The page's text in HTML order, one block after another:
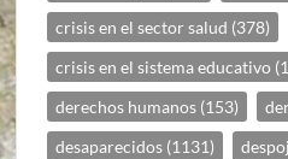
crisis en el sector salud (378)
crisis en el sistema educativo
derechos humanos (153)
desaparecidos (1131)